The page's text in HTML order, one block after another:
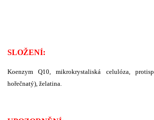
SLOŽENÍ:
Koenzym Q10, mikrokrystaliská celulóza,
hořečnatý), želatina.